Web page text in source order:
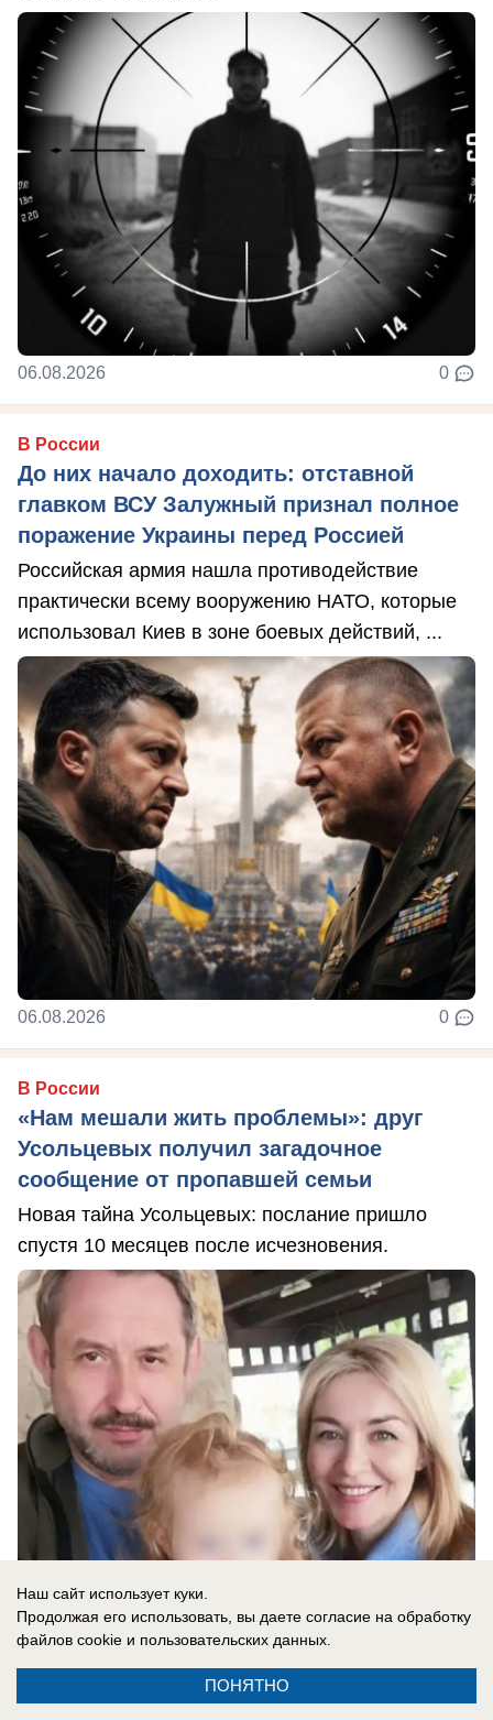
06.08.2026 0
В России
До них начало доходить: отставной
главком ВСУ Залужный признал полное
поражение Украины перед Россией
Российская армия нашла противодействие
практически всему вооружению НАТО, которые
использовал Киев в зоне боевых действий, ...
06.08.2026 0
В России
«Нам мешали жить проблемы»: друг
Усольцевых получил загадочное
сообщение от пропавшей семьи
Новая тайна Усольцевых: послание пришло
спустя 10 месяцев после исчезновения.
06.08.2026
Наш сайт использует куки.
Продолжая его использовать, вы даете согласие на обработку
файлов cookie и пользовательских данных.
ПОНЯТНО